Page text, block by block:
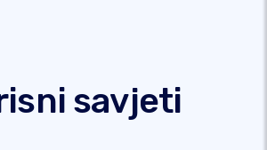
savjeti